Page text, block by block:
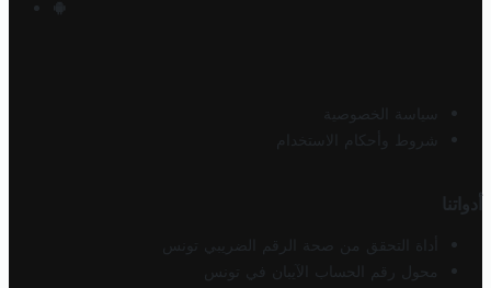
سياسة الخصوصية
شروط وأحكام الاستخدام
أدواتنا
أداة التحقق من صحة الرقم الضريبي تونس
محول رقم الحساب الآيبان في تونس